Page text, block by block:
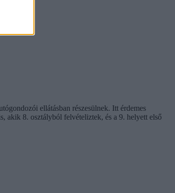
ellátásban részesülnek. Itt érdemes
akik 8. osztályból felvételiztek, és a 9. helyett első